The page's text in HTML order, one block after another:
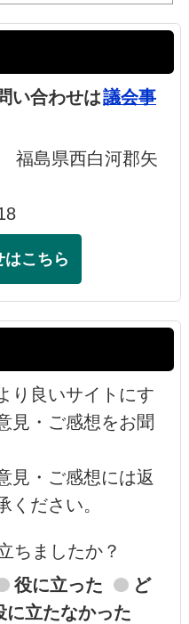
い合わせは議会事
島県西白河郡矢
はこちら
り良いサイトにす
見・ご感想をお聞
見・ご感想には返
ください。
ちましたか？
役に立った
ど
に立たなかった